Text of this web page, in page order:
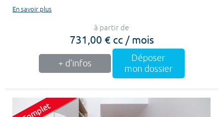
En savoir plus
à partir de
731,00 € cc / mois
+ d'infos
Déposer
mon dossier